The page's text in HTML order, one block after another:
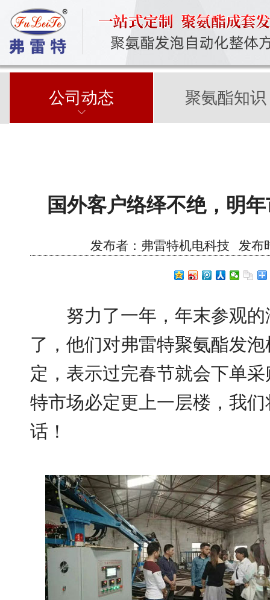
公司动态 聚氨酯知识
国外客户络绎不绝，明
发布者：弗雷特机电科技 发布
努力了一年，年末参观的
了，他们对弗雷特聚氨酯发
定，表示过完春节就会下单
特市场必定更上一层楼，我
话！